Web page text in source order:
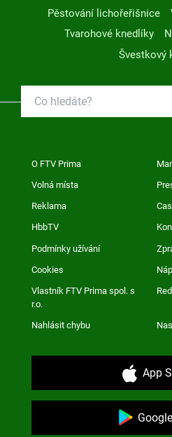
Pěstování lichořeřišnice
Tvarohové knedlíky
Švestkový
O FTV Prima
Volná místa
Reklama
HbbTV
Podmínky užívání
Cookies
Vlastník FTV Prima spol. s
r.o.
Nahlásit chybu
App